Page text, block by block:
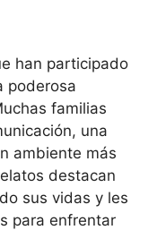
han participado
poderosa
familias
una
ambiente más
destacan
sus vidas y les
para enfrentar